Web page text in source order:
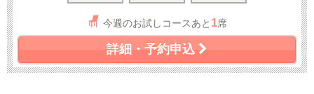
今週のお試しコースあと 1席
詳細・予約申込